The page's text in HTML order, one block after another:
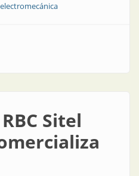
electromecánica
| CADIEEL, la cámara de la industria
Sitel